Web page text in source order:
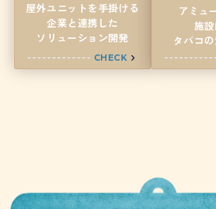
屋外ユニットを手掛ける
企業と連携した
ソリューション開発
CHECK
アミュ
施
タバコ